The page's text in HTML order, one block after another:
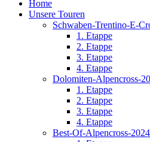
Home
Unsere Touren
Schwaben-Trentino-E-
1. Etappe
2. Etappe
3. Etappe
4. Etappe
Dolomiten-Alpencross-
1. Etappe
2. Etappe
3. Etappe
4. Etappe
Best-Of-Alpencross-